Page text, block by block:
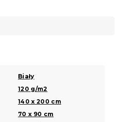
Biały
120 g/m2
140 x 200 cm
70 x 90 cm